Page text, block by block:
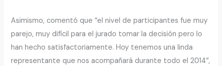
Asimismo, comentó que “el nivel de participantes fue muy
parejo, muy difícil para el jurado tomar la decisión pero lo
han hecho satisfactoriamente. Hoy tenemos una linda
representante que nos acompañará durante todo el 2014”,